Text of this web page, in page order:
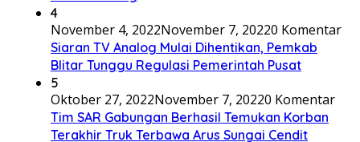
4
November 4, 2022November 7, 20220 Komentar
Siaran TV Analog Mulai Dihentikan, Pemkab
Blitar Tunggu Regulasi Pemerintah Pusat
5
Oktober 27, 2022November 7, 20220 Komentar
Tim SAR Gabungan Berhasil Temukan Korban
Terakhir Truk Terbawa Arus Sungai Cendit